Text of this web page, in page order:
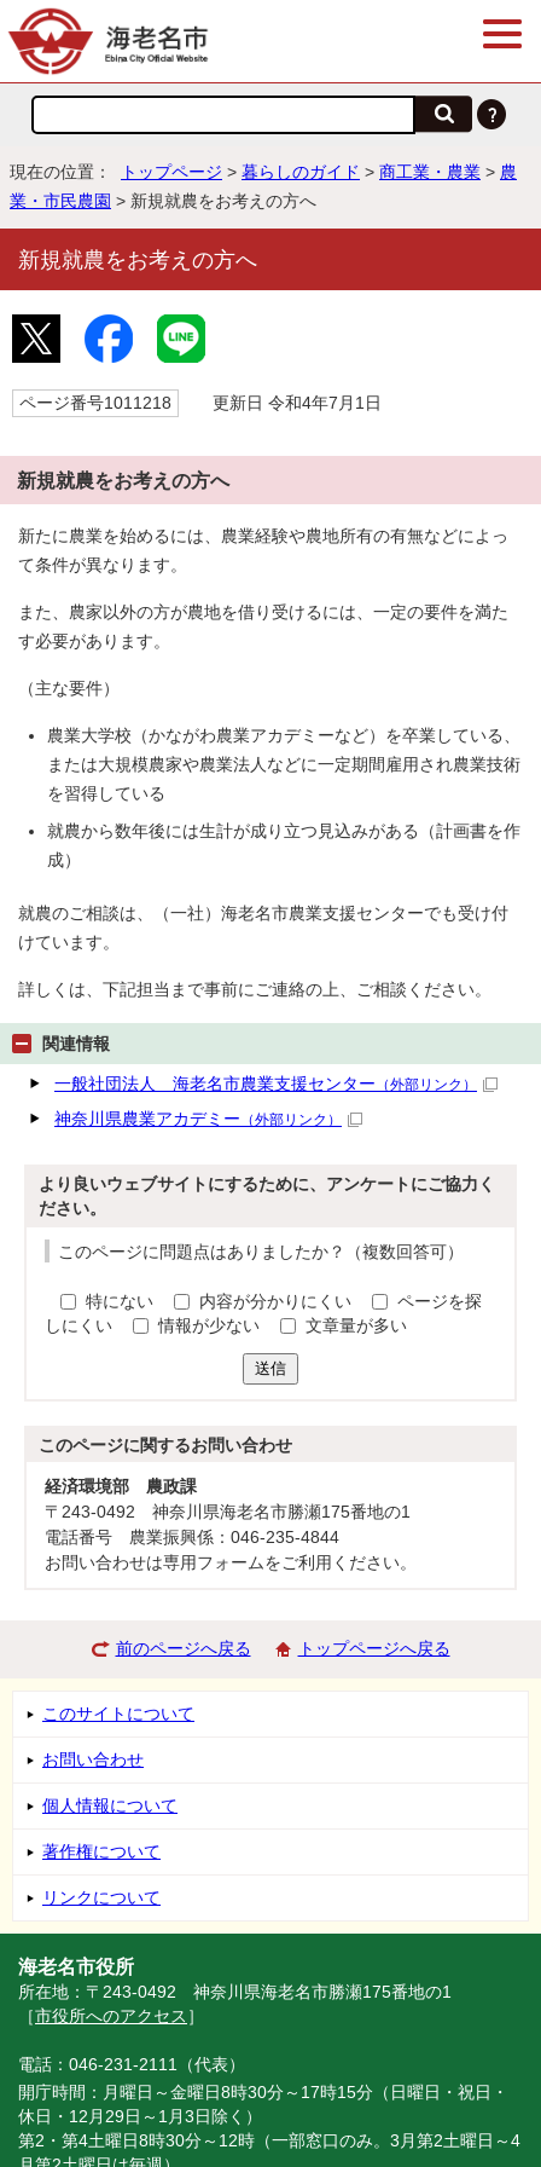
現在の位置： トップページ > 暮らしのガイド > 商工業・農業 > 農
業・市民農園 > 新規就農をお考えの方へ
新規就農をお考えの方へ
ページ番号1011218 更新日 令和4年7月1日
新規就農をお考えの方へ
新たに農業を始めるには、農業経験や農地所有の有無などによっ
て条件が異なります。
また、農家以外の方が農地を借り受けるには、一定の要件を満た
す必要があります。
（主な要件）
農業大学校（かながわ農業アカデミーなど）を卒業している、
または大規模農家や農業法人などに一定期間雇用され農業技術
を習得している
就農から数年後には生計が成り立つ見込みがある（計画書を作
成）
就農のご相談は、（一社）海老名市農業支援センターでも受け付
けています。
詳しくは、下記担当まで事前にご連絡の上、ご相談ください。
関連情報
一般社団法人 海老名市農業支援センター （外部リンク）
神奈川県農業アカデミー （外部リンク）
より良いウェブサイトにするために、アンケートにご協力く
ださい。
このページに問題点はありましたか？（複数回答可）
特にない 内容が分かりにくい
ページを探
しにくい
情報が少ない 文章量が多い
送信
このページに関するお問い合わせ
経済環境部 農政課
〒243-0492 神奈川県海老名市勝瀬175番地の1
電話番号 農業振興係：046-235-4844
お問い合わせは専用フォームをご利用ください。
前のページへ戻る トップページへ戻る
このサイトについて
お問い合わせ
個人情報について
著作権について
リンクについて
海老名市役所
所在地：〒243-0492 神奈川県海老名市勝瀬175番地の1
［市役所へのアクセス ］
電話：046-231-2111（代表）
開庁時間：月曜日～金曜日8時30分～17時15分（日曜日・祝日・
休日・12月29日～1月3日除く）
第2・第4土曜日8時30分～12時（一部窓口のみ。3月第2土曜日～4